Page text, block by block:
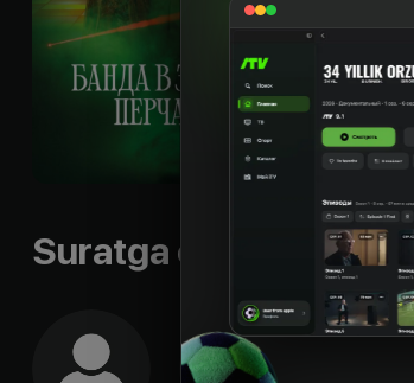
можно
Til:
Sifati:
Suratga olish guruhi